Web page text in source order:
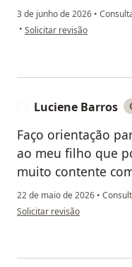
3 de junho de 2026 •
• na opinião do utilizador
Solicitar revisão
Luciene Barros
Faço orientação
ao meu filho que
muito contente
22 de maio de 2026 •
na opinião do utilizador
Solicitar revisão